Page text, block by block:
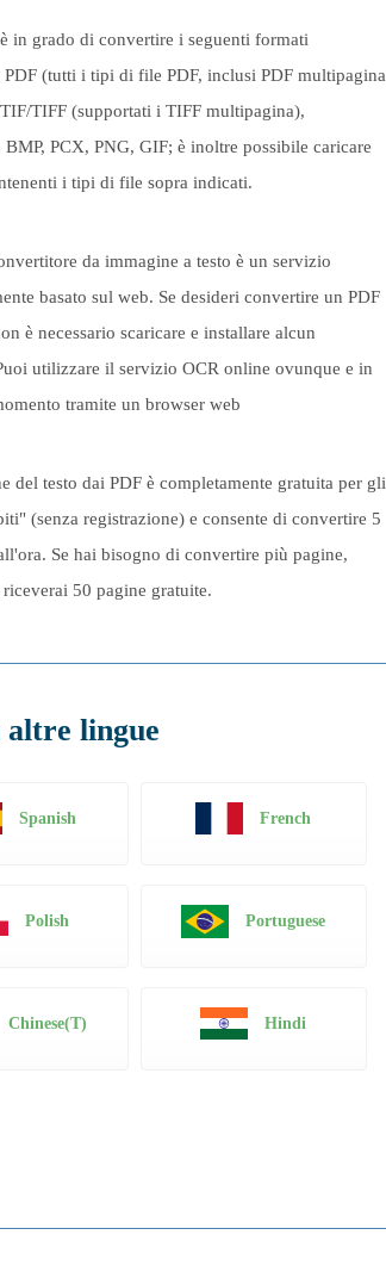
in grado di convertire i seguenti formati
PDF (tutti i tipi di file PDF, inclusi PDF multipagina
TIFF (supportati i TIFF multipagina),
BMP, PCX, PNG, GIF; è inoltre possibile caricare
i tipi di file sopra indicati.
da immagine a testo è un servizio
basato sul web. Se desideri convertire un PDF
è necessario scaricare e installare alcun
utilizzare il servizio OCR online ovunque e in
tramite un browser web
del testo dai PDF è completamente gratuita per gli
(senza registrazione) e consente di convertire 5
Se hai bisogno di convertire più pagine,
50 pagine gratuite.
altre lingue
Spanish French
Polish Portuguese
Chinese(T) Hindi